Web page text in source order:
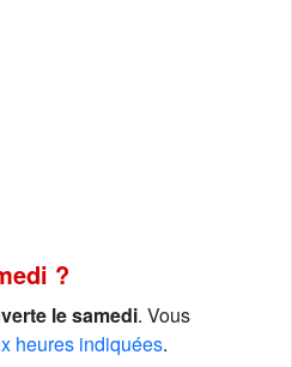
?
le samedi. Vous
heures indiquées.